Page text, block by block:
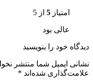
امتیاز 5 از 5
عالی بود
دیدگاه خود را بنویسید
نشانی ایمیل شما منتشر
علامت‌گذاری شده‌اند *